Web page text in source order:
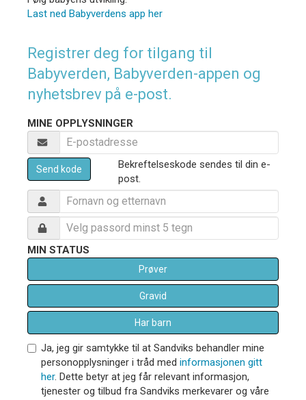
Last ned Babyverdens app her
Registrer deg for tilgang til
Babyverden, Babyverden-appen og
nyhetsbrev på e-post.
MINE OPPLYSNINGER
Send kode
Bekreftelseskode sendes til din e-
post.
MIN STATUS
Prøver
Gravid
Har barn
Ja, jeg gir samtykke til at Sandviks behandler mine
personopplysninger i tråd med informasjonen gitt
her. Dette betyr at jeg får relevant informasjon,
tjenester og tilbud fra Sandviks merkevarer og våre